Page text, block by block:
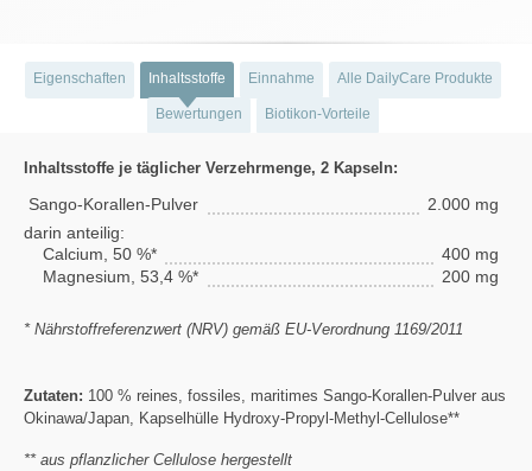
Eigenschaften Inhaltsstoffe Einnahme Alle DailyCare Produkte
Bewertungen Biotikon-Vorteile
Inhaltsstoffe je täglicher Verzehrmenge, 2 Kapseln:
Sango-Korallen-Pulver
2.000 mg
darin anteilig:
Calcium, 50 %*
400 mg
Magnesium, 53,4 %*
200 mg
* Nährstoffreferenzwert (NRV) gemäß EU-Verordnung 1169/2011
Zutaten: 100 % reines, fossiles, maritimes Sango-Korallen-Pulver aus
Okinawa/Japan, Kapselhülle Hydroxy-Propyl-Methyl-Cellulose**
** aus pflanzlicher Cellulose hergestellt